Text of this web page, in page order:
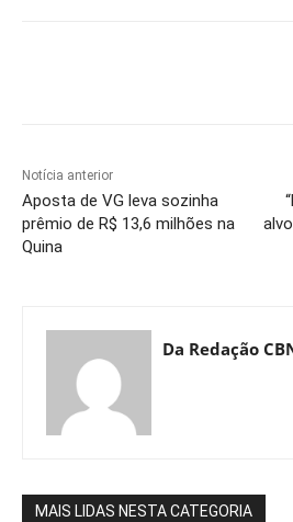
Notícia anterior
Aposta de VG leva sozinha
prêmio de R$ 13,6 milhões na
Quina
Da Redação
MAIS LIDAS NESTA CATEGORIA